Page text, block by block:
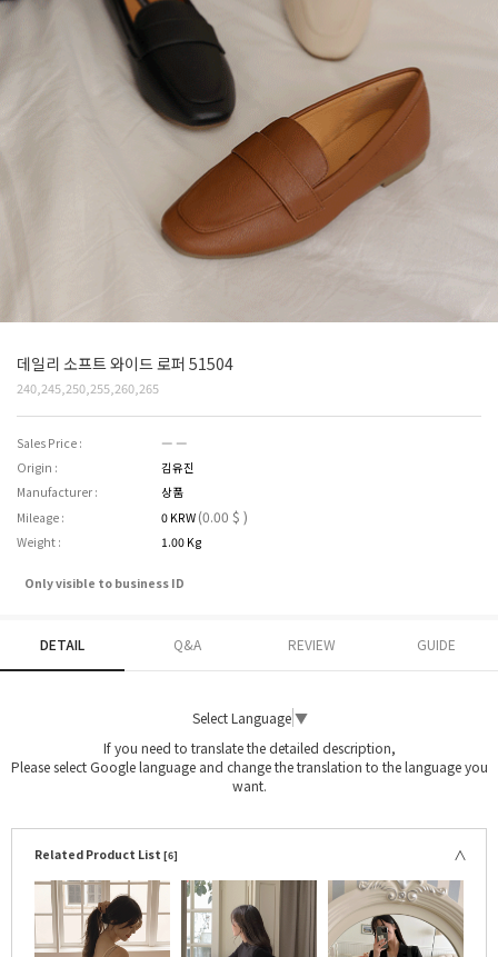
데일리 소프트 와이드 로퍼 51504
240,245,250,255,260,265
Sales Price :
― ―
Origin :
김유진
Manufacturer :
상품
Mileage :
0 KRW (0.00 $ )
Weight : 1.00 Kg
Only visible to business ID
DETAIL Q&A REVIEW GUIDE
Select Language ▼
If you need to translate the detailed description,
Please select Google language and change the translation to the language you
want.
Related Product List [6]